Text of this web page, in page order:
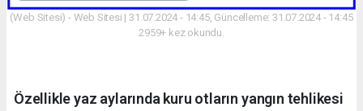
(Web Sitesi) - Web Sitesi | 31.07.2024 - 14:45, Güncelleme: 31.07.2024 - 14:45
2959+ kez okundu.
Özellikle yaz aylarında kuru otların yangın tehlikesi